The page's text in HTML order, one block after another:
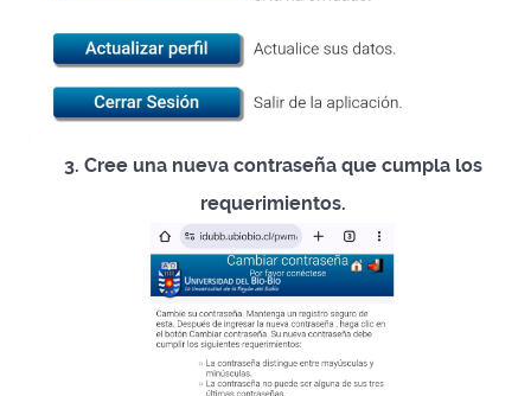
3. Cree una nueva contraseña que cumpla los
requerimientos.